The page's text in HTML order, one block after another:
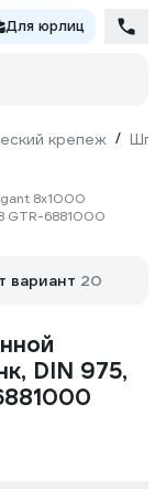
Для юрлиц
крепеж /
8x1000
GTR-6881000
вариант 20
DIN 975,